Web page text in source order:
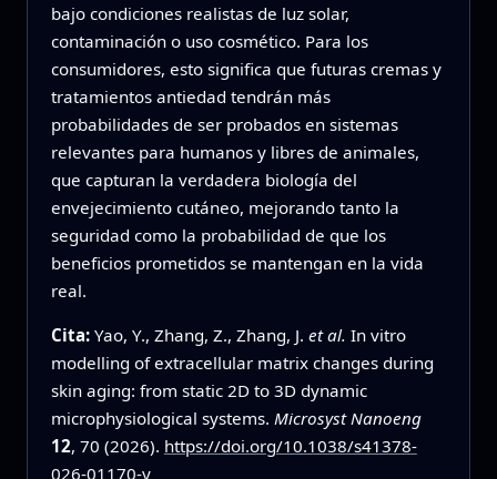
bajo condiciones realistas de luz solar,
contaminación o uso cosmético. Para los
consumidores, esto significa que futuras cremas y
tratamientos antiedad tendrán más
probabilidades de ser probados en sistemas
relevantes para humanos y libres de animales,
que capturan la verdadera biología del
envejecimiento cutáneo, mejorando tanto la
seguridad como la probabilidad de que los
beneficios prometidos se mantengan en la vida
real.
Cita: Yao, Y., Zhang, Z., Zhang, J. et al. In vitro
modelling of extracellular matrix changes during
skin aging: from static 2D to 3D dynamic
microphysiological systems. Microsyst Nanoeng
12, 70 (2026). https://doi.org/10.1038/s41378-
026-01170-y